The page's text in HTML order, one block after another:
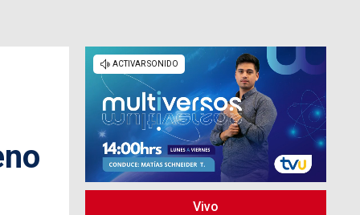
Radio UdeC
Noticias UdeC
La Discusión
Vivo